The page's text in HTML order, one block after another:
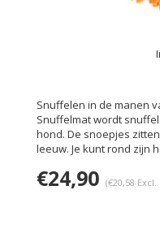
Snuffelen in de manen
Snuffelmat wordt
hond. De snoepjes
leeuw. Je kunt rond zijn
€24,90 (€20,58